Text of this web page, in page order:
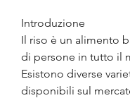
Introduzione
Il riso è un alimento
di persone in tutto il
Esistono diverse
disponibili sul